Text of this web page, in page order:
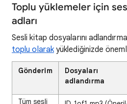
Toplu yüklemeler için
adları
Sesli kitap dosyalarını
toplu olarakyüklediğinizde
Gönderim
Dosyaları
adlandırma
Tüm sesli